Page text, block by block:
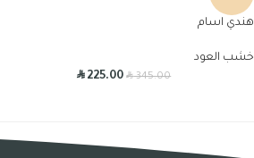
هندي اسام
خشب العود
R345.00
R225.00